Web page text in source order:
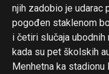
njih zadobio je udarac
pogođen staklenom
i četiri slučaja
kada su pet školskih
Menhetna ka